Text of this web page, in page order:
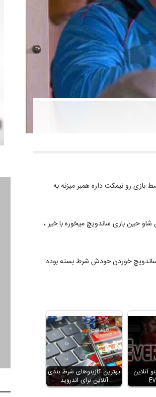
رو نیمکت داره همبر میزنه به
حین بازی ساندویچ میخوره با خیر ،
خوردن خودش شرط بسته بوده
بهترین کازینوهای شرط بندی
آنلاین برای اندروید
آنلاین